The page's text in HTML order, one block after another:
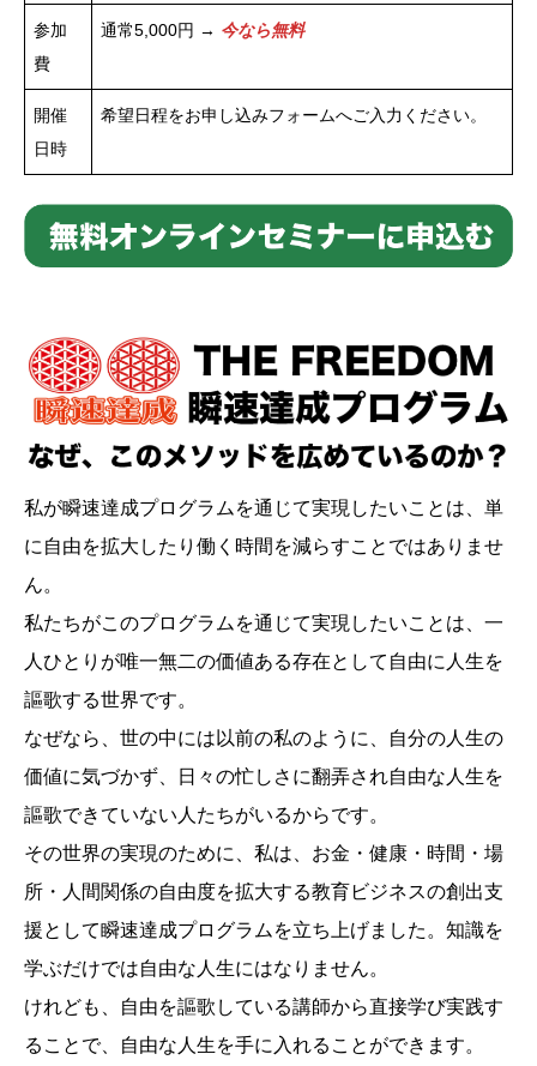
参加
費
通常5,000円 → 今なら無料
開催
日時
希望日程をお申し込みフォームへご入力ください。
私が瞬速達成プログラムを通じて実現したいことは、単
に自由を拡大したり働く時間を減らすことではありませ
ん。
私たちがこのプログラムを通じて実現したいことは、一
人ひとりが唯一無二の価値ある存在として自由に人生を
謳歌する世界です。
なぜなら、世の中には以前の私のように、自分の人生の
価値に気づかず、日々の忙しさに翻弄され自由な人生を
謳歌できていない人たちがいるからです。
その世界の実現のために、私は、お金・健康・時間・場
所・人間関係の自由度を拡大する教育ビジネスの創出支
援として瞬速達成プログラムを立ち上げました。知識を
学ぶだけでは自由な人生にはなりません。
けれども、自由を謳歌している講師から直接学び実践す
ることで、自由な人生を手に入れることができます。